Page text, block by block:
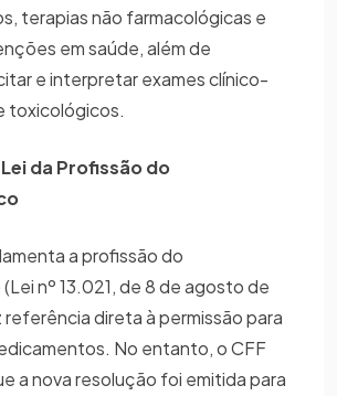
terapias não farmacológicas e
em saúde, além de
e interpretar exames clínico-
toxicológicos.
da Profissão do
a profissão do
nº 13.021, de 8 de agosto de
referência direta à permissão para
No entanto, o CFF
a nova resolução foi emitida para